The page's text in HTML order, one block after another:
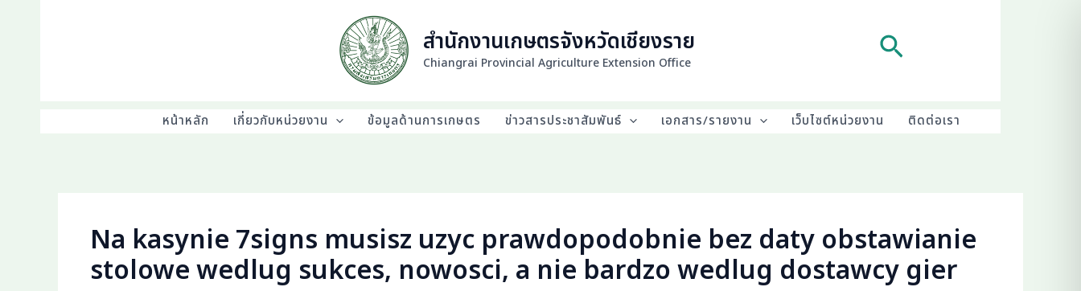
สำนักงานเกษตรจังหวัดเชียงราย
Chiangrai Provincial Agriculture Extension Office Search
หน้าหลัก เกี่ยวกับหน่วยงาน ข้อมูลด้านการเกษตร ข่าวสารประชาสัมพันธ์ เอกสาร/รายงาน เว็บไซต์หน่วยงาน ติดต่อเรา
Na kasynie 7signs musisz uzyc prawdopodobnie bez daty obstawianie
stolowe wedlug sukces, nowosci, a nie bardzo wedlug dostawcy gier